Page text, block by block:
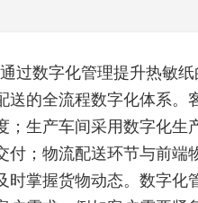
过数字化管理提升热敏
送的全流程数字化体系。
；生产车间采用数字化生
；物流配送环节与前端
时掌握货物动态。数字化